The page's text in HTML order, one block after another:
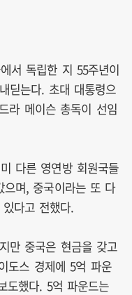
서 독립한 지 55주년이
딛는다. 초대 대통령으
라 메이슨 총독이 선임
다른 영연방 회원국들
으며, 중국이라는 또 다
다고 전했다.
만 중국은 현금을 갖고
도스 경제에 5억 파운
도했다. 5억 파운드는